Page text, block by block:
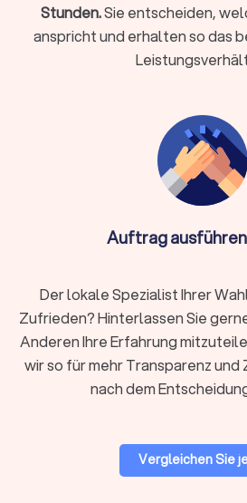
Halteverbotszonen:Einholen von
Aufstellen der Schilder
Entsorgung & Reinigung:
kurzfristig oder länger
Verpackungsmaterial:
stabile
Schutzfolien, Matratzenhüllen
Ist Reinigung nicht im
Endreinigung durchführen. Bei
vielen empfindlichen
eingeschränkten
beruflicher Belastung empfiehlt
professionelles Rundum-Paket.
Preise & Modelle in
Stunden.Sie entscheiden,
anspricht und erhalten so das
Auftrag
Der lokale Spezialist Ihrer
Zufrieden? Hinterlassen Sie
Anderen Ihre Erfahrung
wir so für mehr Transparenz
nach dem
Vergleichen Sie